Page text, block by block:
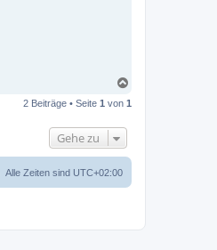
c
2 Beiträge • Seite 1 von 1
Gehe zu
Alle Zeiten sind UTC+02:00